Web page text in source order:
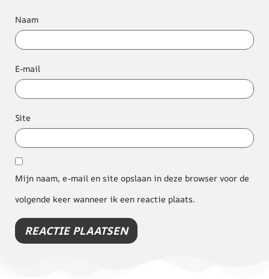
Naam
E-mail
Site
Mijn naam, e-mail en site opslaan in deze browser voor de
volgende keer wanneer ik een reactie plaats.